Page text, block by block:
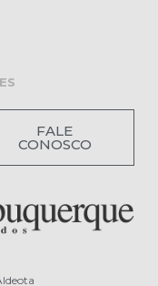
FALE
CONOSCO